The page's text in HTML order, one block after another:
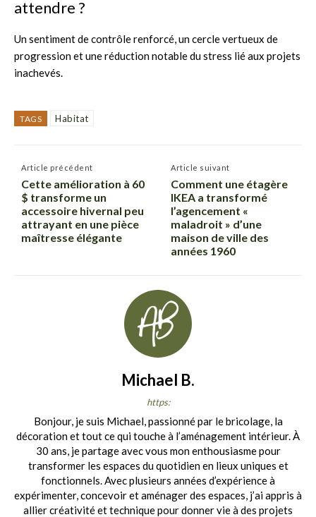
attendre ?
Un sentiment de contrôle renforcé, un cercle vertueux de
progression et une réduction notable du stress lié aux projets
inachevés.
TAGS Habitat
Article précédent
Cette amélioration à 60
$ transforme un
accessoire hivernal peu
attrayant en une pièce
maîtresse élégante
Article suivant
Comment une étagère
IKEA a transformé
l’agencement «
maladroit » d’une
maison de ville des
années 1960
Michael B.
https:
Bonjour, je suis Michael, passionné par le bricolage, la
décoration et tout ce qui touche à l’aménagement intérieur. À
30 ans, je partage avec vous mon enthousiasme pour
transformer les espaces du quotidien en lieux uniques et
fonctionnels. Avec plusieurs années d’expérience à
expérimenter, concevoir et aménager des espaces, j’ai appris à
allier créativité et technique pour donner vie à des projets